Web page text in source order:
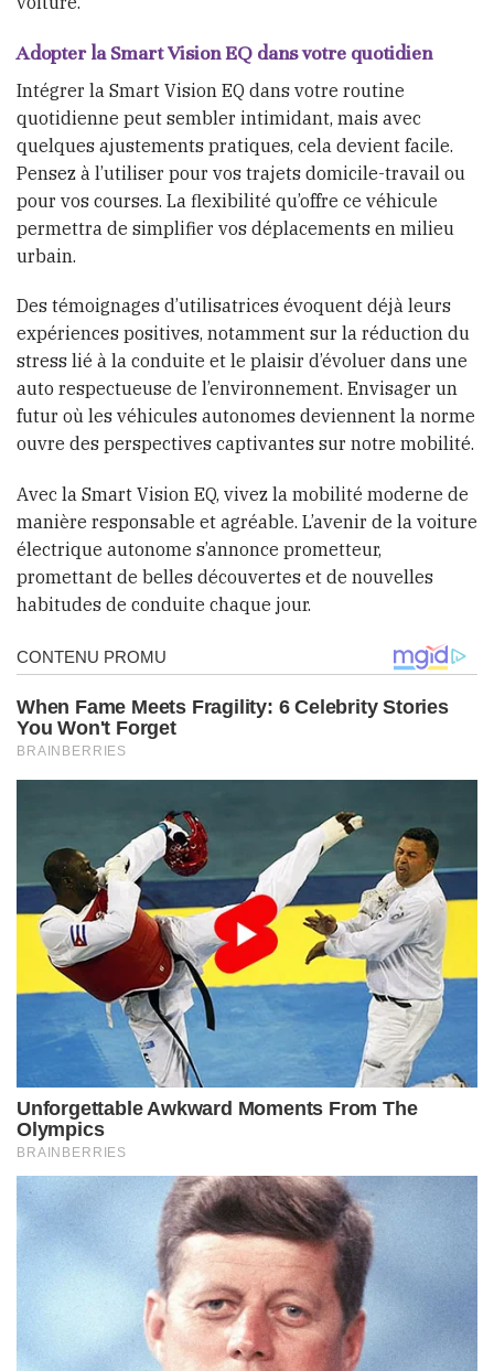
Adopter la Smart Vision EQ dans votre quotidien
Intégrer la Smart Vision EQ dans votre routine
quotidienne peut sembler intimidant, mais avec
quelques ajustements pratiques, cela devient facile.
Pensez à l’utiliser pour vos trajets domicile-travail ou
pour vos courses. La flexibilité qu’offre ce véhicule
permettra de simplifier vos déplacements en milieu
urbain.
Des témoignages d’utilisatrices évoquent déjà leurs
expériences positives, notamment sur la réduction du
stress lié à la conduite et le plaisir d’évoluer dans une
auto respectueuse de l’environnement. Envisager un
futur où les véhicules autonomes deviennent la norme
ouvre des perspectives captivantes sur notre mobilité.
Avec la Smart Vision EQ, vivez la mobilité moderne de
manière responsable et agréable. L’avenir de la voiture
électrique autonome s’annonce prometteur,
promettant de belles découvertes et de nouvelles
habitudes de conduite chaque jour.